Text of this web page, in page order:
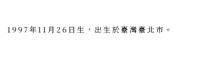
1997年11月26日生，出生於臺灣臺北市。